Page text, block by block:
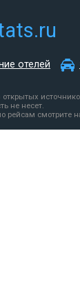
отелей
открытых
не несет.
смотрите